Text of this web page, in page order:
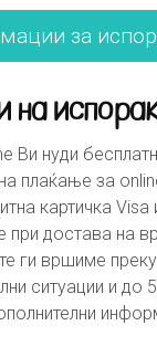
за
на
Ви нуди
плаќање за
картичка Visa
при достава на
ги вршиме
ситуации и до